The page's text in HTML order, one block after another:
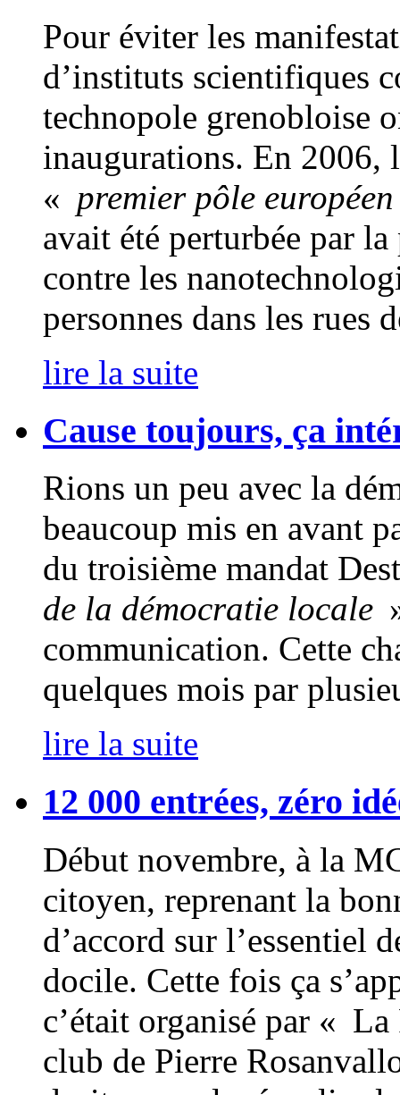
Pour éviter les
d’instituts scientifiques
technopole grenobloise
inaugurations. En 2006,
« premier pôle
avait été perturbée par
contre les
personnes dans les rues
lire la suite
Cause toujours, ça
Rions un peu avec la
beaucoup mis en avant
du troisième mandat
de la démocratie locale
communication. Cette
quelques mois par
lire la suite
12 000 entrées, zéro
Début novembre, à la
citoyen, reprenant la
d’accord sur l’essentiel
docile. Cette fois ça
c’était organisé par «
club de Pierre